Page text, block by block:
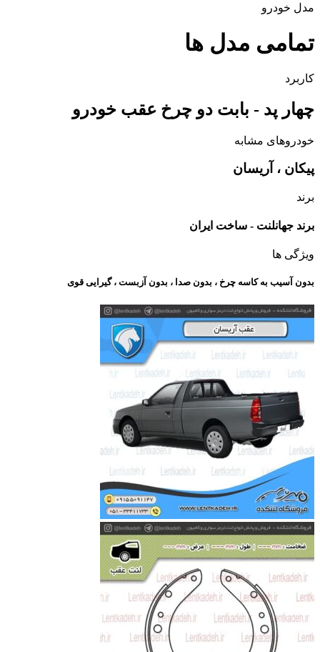
مدل خودرو
تمامی مدل ها
کاربرد
چهار پد - بابت دو چرخ عقب خودرو
خودروهای مشابه
پیکان ، آریسان
برند
برند جهانلنت - ساخت ایران
ویژگی ها
بدون آسیب به کاسه چرخ ، بدون صدا ، بدون آزبست ، گیرایی قوی​